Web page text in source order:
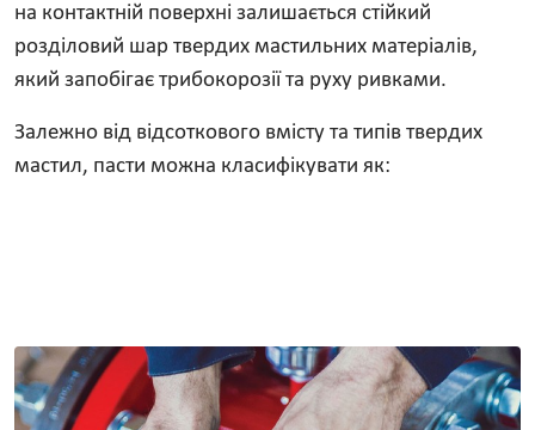
на контактній поверхні залишається стійкий
розділовий шар твердих мастильних матеріалів,
який запобігає трибокорозії та руху ривками.
Залежно від відсоткового вмісту та типів твердих
мастил, пасти можна класифікувати як: